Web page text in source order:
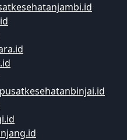
pusatkesehatanbinjai.id